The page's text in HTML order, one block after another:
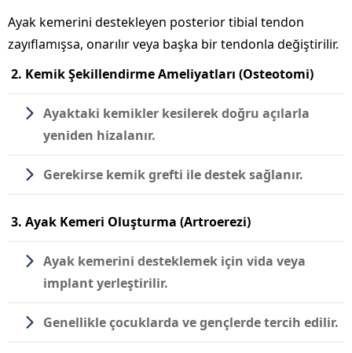
Ayak kemerini destekleyen posterior tibial tendon
zayıflamışsa, onarılır veya başka bir tendonla değiştirilir.
2. Kemik Şekillendirme Ameliyatları (Osteotomi)
Ayaktaki kemikler kesilerek doğru açılarla
yeniden hizalanır.
Gerekirse kemik grefti ile destek sağlanır.
3. Ayak Kemeri Oluşturma (Artroerezi)
Ayak kemerini desteklemek için vida veya
implant yerleştirilir.
Genellikle çocuklarda ve gençlerde tercih edilir.